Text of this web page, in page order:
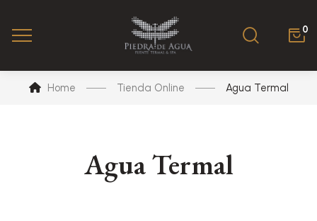
0
Home Tienda Online Agua Termal
Agua Termal